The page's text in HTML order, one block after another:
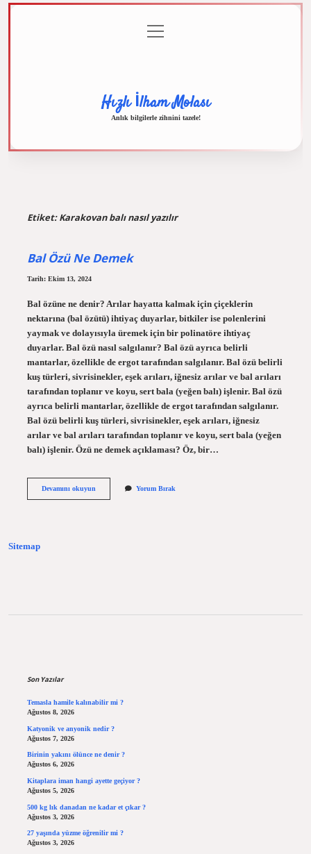
menüyü
aç
Hızlı İlham Molası
Anlık bilgilerle zihnini tazele!
Etiket:Karakovan balı nasıl yazılır
Bal Özü Ne Demek
Tarih: Ekim 13, 2024
Bal özüne ne denir? Arılar hayatta kalmak için çiçeklerin
nektarına (bal özütü) ihtiyaç duyarlar, bitkiler ise polenlerini
yaymak ve dolayısıyla üremek için bir polinatöre ihtiyaç
duyarlar. Bal özü nasıl salgılanır? Bal özü ayrıca belirli
mantarlar, özellikle de ergot tarafından salgılanır. Bal özü belirli
kuş türleri, sivrisinekler, eşek arıları, iğnesiz arılar ve bal arıları
tarafından toplanır ve koyu, sert bala (yeğen balı) işlenir. Bal özü
ayrıca belirli mantarlar, özellikle de ergot tarafından salgılanır.
Bal özü belirli kuş türleri, sivrisinekler, eşek arıları, iğnesiz
arılar ve bal arıları tarafından toplanır ve koyu, sert bala (yeğen
balı) işlenir. Özü ne demek açıklaması? Öz, bir…
Devamını okuyunBal
Yorum Bırak
Sitemap
Son Yazılar
Temasla hamile kalınabilir mi ?
Ağustos 8, 2026
Katyonik ve anyonik nedir ?
Ağustos 7, 2026
Birinin yakını ölünce ne denir ?
Ağustos 6, 2026
Kitaplara iman hangi ayette geçiyor ?
Ağustos 5, 2026
500 kg lık danadan ne kadar et çıkar ?
Ağustos 3, 2026
27 yaşında yüzme öğrenilir mi ?
Ağustos 3, 2026